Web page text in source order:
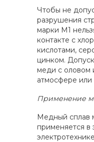
Чтобы не
разрушения
марки М1
контакте с
кислотами,
цинком.
меди с оловом
атмосфере или
Применение
Медный сплав
применяется в